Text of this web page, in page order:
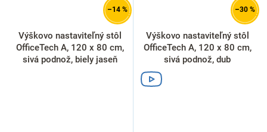
–14 %
Výškovo nastaviteľný stôl
OfficeTech A, 120 x 80 cm,
sivá podnož, biely jaseň
–30 %
Výškovo nastaviteľný stôl
OfficeTech A, 120 x 80 cm,
sivá podnož, dub